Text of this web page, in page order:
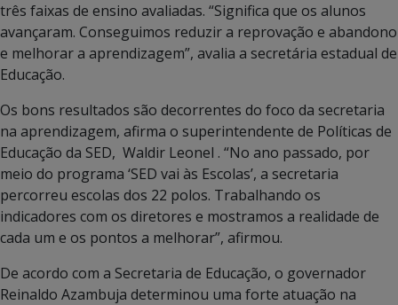
três faixas de ensino avaliadas. “Significa que os alunos
avançaram. Conseguimos reduzir a reprovação e abandono
e melhorar a aprendizagem”, avalia a secretária estadual de
Educação.
Os bons resultados são decorrentes do foco da secretaria
na aprendizagem, afirma o superintendente de Políticas de
Educação da SED, Waldir Leonel . “No ano passado, por
meio do programa ‘SED vai às Escolas’, a secretaria
percorreu escolas dos 22 polos. Trabalhando os
indicadores com os diretores e mostramos a realidade de
cada um e os pontos a melhorar”, afirmou.
De acordo com a Secretaria de Educação, o governador
Reinaldo Azambuja determinou uma forte atuação na